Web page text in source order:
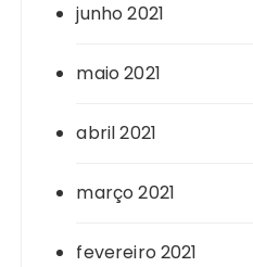
junho 2021
maio 2021
abril 2021
março 2021
fevereiro 2021